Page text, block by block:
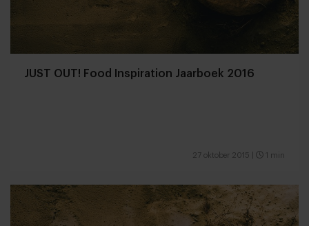
JUST OUT! Food Inspiration Jaarboek 2016
27 oktober 2015 1 min